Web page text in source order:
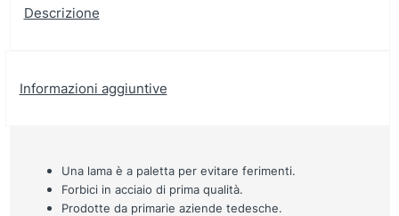
Descrizione
Informazioni aggiuntive
Una lama è a paletta per evitare ferimenti.
Forbici in acciaio di prima qualità.
Prodotte da primarie aziende tedesche.